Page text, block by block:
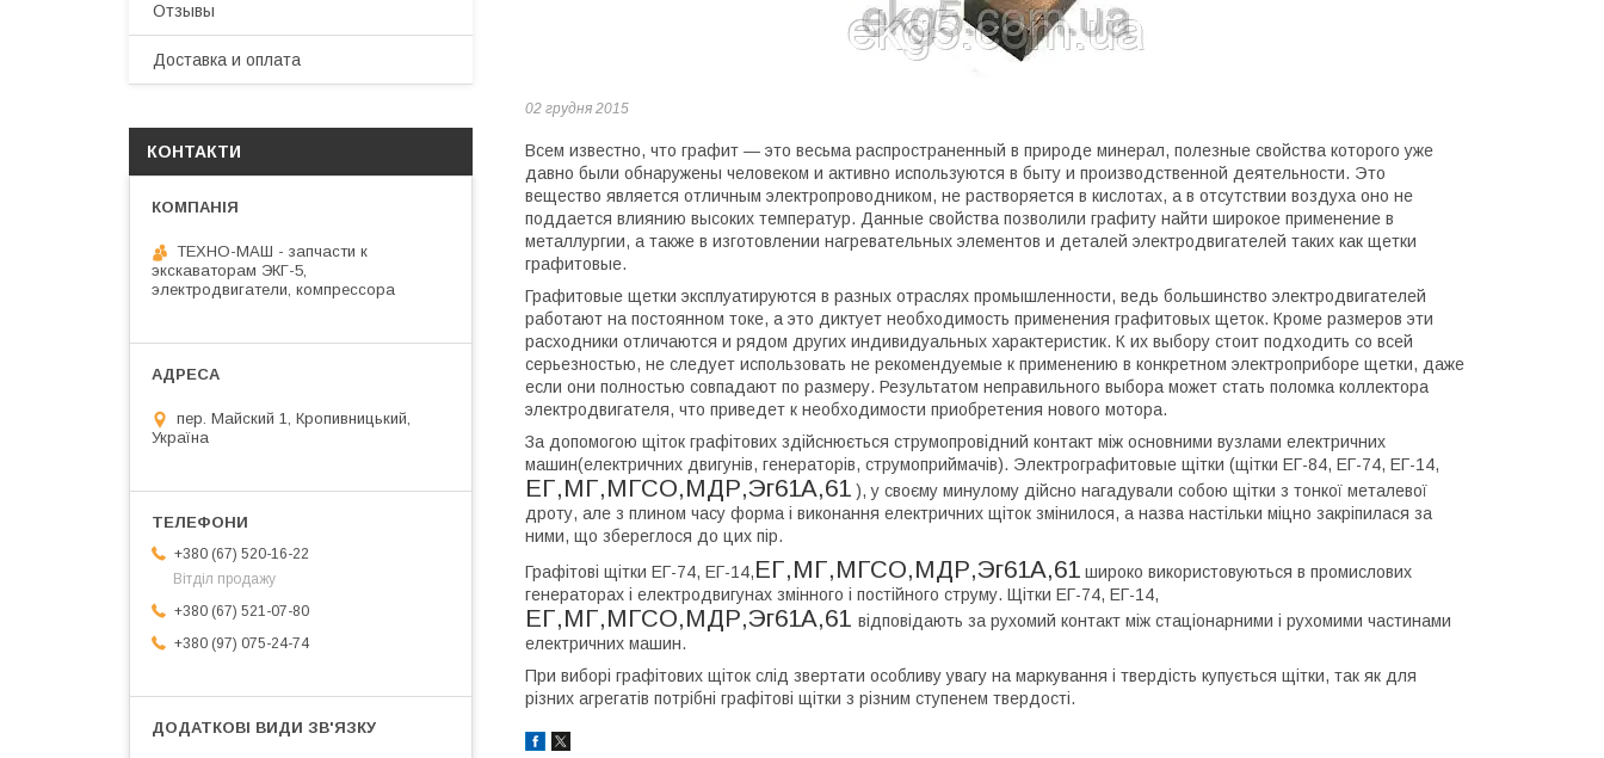
02 грудня 2015
Всем известно, что графит ― это весьма распространенный в природе минерал, полезные свойства которого уже
давно были обнаружены человеком и активно используются в быту и производственной деятельности. Это
вещество является отличным электропроводником, не растворяется в кислотах, а в отсутствии воздуха оно не
поддается влиянию высоких температур. Данные свойства позволили графиту найти широкое применение в
металлургии, а также в изготовлении нагревательных элементов и деталей электродвигателей таких как щетки
графитовые.
Графитовые щетки эксплуатируются в разных отраслях промышленности, ведь большинство электродвигателей
работают на постоянном токе, а это диктует необходимость применения графитовых щеток. Кроме размеров эти
расходники отличаются и рядом других индивидуальных характеристик. К их выбору стоит подходить со всей
серьезностью, не следует использовать не рекомендуемые к применению в конкретном электроприборе щетки, даже
если они полностью совпадают по размеру. Результатом неправильного выбора может стать поломка коллектора
электродвигателя, что приведет к необходимости приобретения нового мотора.
За допомогою щіток графітових здійснюється струмопровідний контакт між основними вузлами електричних
машин(електричних двигунів, генераторів, струмоприймачів). Электрографитовые щітки (щітки ЕГ-84, ЕГ-74, ЕГ-14,
ЕГ,МГ,МГСО,МДР,Эг61А,61 ), у своєму минулому дійсно нагадували собою щітки з тонкої металевої
дроту, але з плином часу форма і виконання електричних щіток змінилося, а назва настільки міцно закріпилася за
ними, що збереглося до цих пір.
Графітові щітки ЕГ-74, ЕГ-14,ЕГ,МГ,МГСО,МДР,Эг61А,61 широко використовуються в промислових
генераторах і електродвигунах змінного і постійного струму. Щітки ЕГ-74, ЕГ-14,
ЕГ,МГ,МГСО,МДР,Эг61А,61 відповідають за рухомий контакт між стаціонарними і рухомими частинами
електричних машин.
При виборі графітових щіток слід звертати особливу увагу на маркування і твердість купується щітки, так як для
різних агрегатів потрібні графітові щітки з різним ступенем твердості.
Отзывы
Доставка и оплата
КОНТАКТИ
ТЕХНО-МАШ - запчасти к
экскаваторам ЭКГ-5,
электродвигатели, компрессора
пер. Майский 1, Кропивницький,
Україна
+380 (67) 520-16-22
Вітділ продажу
+380 (67) 521-07-80
+380 (97) 075-24-74